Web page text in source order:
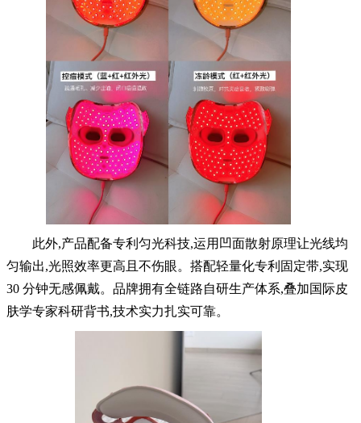
此外,产品配备专利匀光科技,运用凹面散射原理让光线均
匀输出,光照效率更高且不伤眼。搭配轻量化专利固定带,实现
30 分钟无感佩戴。品牌拥有全链路自研生产体系,叠加国际皮
肤学专家科研背书,技术实力扎实可靠。